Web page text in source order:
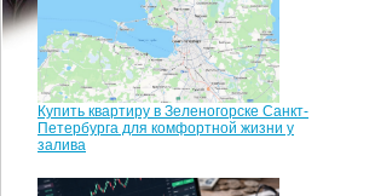
Купить квартиру в Зеленогорске Санкт-
Петербурга для комфортной жизни у
залива